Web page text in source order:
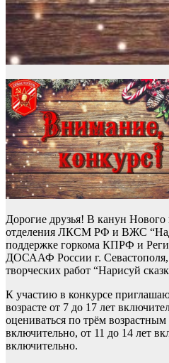
Дорогие друзья! В канун Нового
отделения ЛКСМ РФ и ВЖС
поддержке горкома КПРФ и
ДОСААФ России г. Севастополя,
творческих работ “Нарисуй
К участию в конкурсе
возрасте от 7 до 17 лет
оцениваться по трём
включительно, от 11 до 14 лет
включительно.